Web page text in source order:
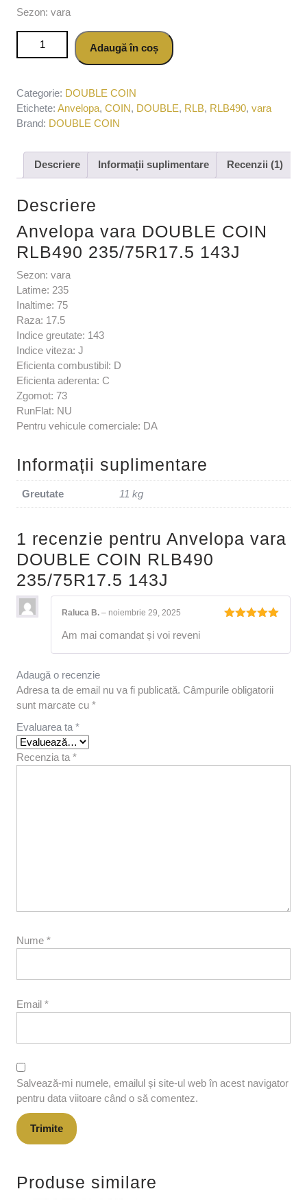
Sezon: vara
Cantitate Anvelopa vara DOUBLE COIN RLB490
235/75R17.5 143JAdaugă în coș
Categorie: DOUBLE COIN
Etichete: Anvelopa, COIN, DOUBLE, RLB, RLB490, vara
Brand: DOUBLE COIN
Descriere Informații suplimentare Recenzii (1)
Descriere
Anvelopa vara DOUBLE COIN
RLB490 235/75R17.5 143J
Sezon: vara
Latime: 235
Inaltime: 75
Raza: 17.5
Indice greutate: 143
Indice viteza: J
Eficienta combustibil: D
Eficienta aderenta: C
Zgomot: 73
RunFlat: NU
Pentru vehicule comerciale: DA
Informații suplimentare
Greutate 11 kg
1 recenzie pentru Anvelopa vara
DOUBLE COIN RLB490
235/75R17.5 143J
Raluca B. – noiembrie 29, 2025
Am mai comandat și voi reveni
Adaugă o recenzie
Adresa ta de email nu va fi publicată. Câmpurile obligatorii
sunt marcate cu *
Evaluarea ta *
Recenzia ta *
Nume *
Email *
Salvează-mi numele, emailul și site-ul web în acest navigator
pentru data viitoare când o să comentez.
Produse similare